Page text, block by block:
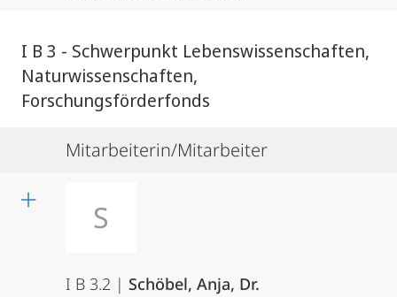
I B 3 - Schwerpunkt Lebenswissenschaften,
Naturwissenschaften,
Forschungsförderfonds
Mitarbeiterin/Mitarbeiter
S
I B 3.2 | Schöbel, Anja, Dr.